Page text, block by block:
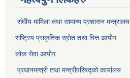
संघीय मामिला तथा सामान्य प्रशासन मन्त्रालय
राष्ट्रिय प्राकृतिक स्राेत तथा वित्त आयोग
लोक सेवा आयोग
प्रधानमन्त्री तथा मन्त्रीपरिषद्को कार्यालय